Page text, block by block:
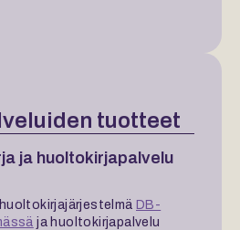
tuotteet
ja huoltokirjapalvelu
DB-
ja huoltokirjapalvelu